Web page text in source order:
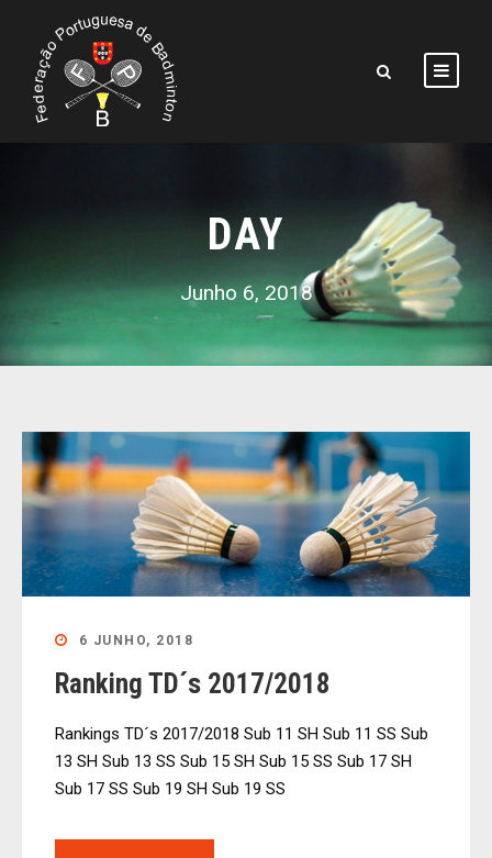
DAY
Junho 6, 2018
6 JUNHO, 2018
Ranking TD´s 2017/2018
Rankings TD´s 2017/2018 Sub 11 SH Sub 11 SS Sub
13 SH Sub 13 SS Sub 15 SH Sub 15 SS Sub 17 SH
Sub 17 SS Sub 19 SH Sub 19 SS